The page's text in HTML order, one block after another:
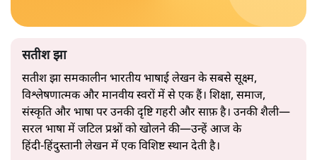
2019 के बही‑खाता वाले प्रतीकवाद से वे बहुत आगे आ चुकी हैं।
अब वे नार्थ ब्लॉक के हर गलियारे को जानने वाली वित्त मंत्री की
तरह बोलती हैं। लेकिन इस आत्मविश्वास के नीचे जो सामग्री है, वह
उतनी ही अनुमानित और दोहराव भरी।
सत्य हिन्दी ऐपडाउनलोडकरें